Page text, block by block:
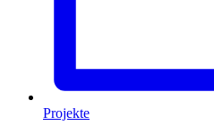
Projekte